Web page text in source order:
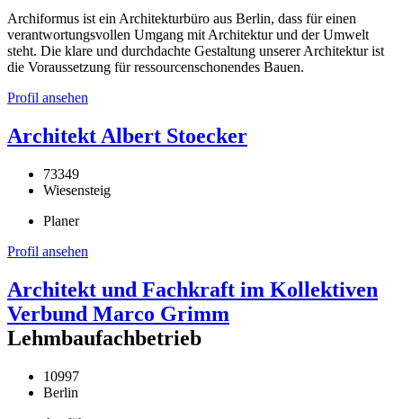
Archiformus ist ein Architekturbüro aus Berlin, dass für einen
verantwortungsvollen Umgang mit Architektur und der Umwelt
steht. Die klare und durchdachte Gestaltung unserer Architektur ist
die Voraussetzung für ressourcenschonendes Bauen.
Profil ansehen
Architekt Albert Stoecker
73349
Wiesensteig
Planer
Profil ansehen
Architekt und Fachkraft im Kollektiven
Verbund Marco Grimm
Lehmbaufachbetrieb
10997
Berlin